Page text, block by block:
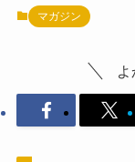
マガジン